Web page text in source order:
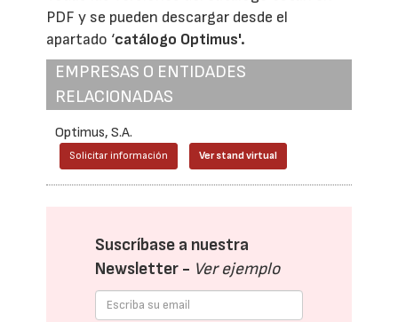
PDF y se pueden descargar desde el
apartado ‘catálogo Optimus'.
EMPRESAS O ENTIDADES
RELACIONADAS
Optimus, S.A.
Solicitar información Ver stand virtual
Suscríbase a nuestra
Newsletter - Ver ejemplo